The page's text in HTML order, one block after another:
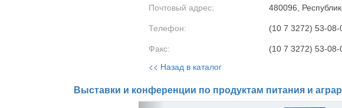
Почтовый адрес: 480096,
Телефон: (10 7 3272) 53-08-
Факс: (10 7 3272) 53-08-
<< Назад в каталог
Выставки и конференции по продуктам питания и